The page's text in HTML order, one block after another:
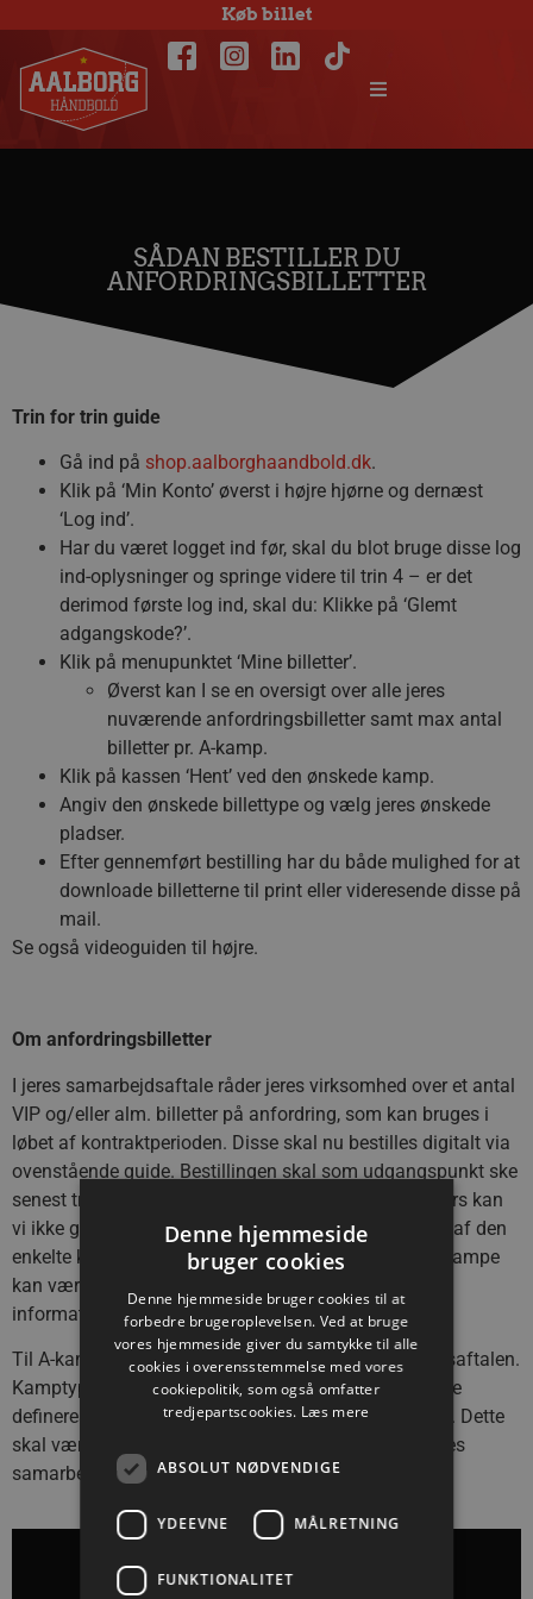
Køb billet
SÅDAN BESTILLER DU
ANFORDRINGSBILLETTER
Trin for trin guide
Gå ind på shop.aalborghaandbold.dk.
Klik på ‘Min Konto’ øverst i højre hjørne og dernæst
‘Log ind’.
Har du været logget ind før, skal du blot bruge disse log
ind-oplysninger og springe videre til trin 4 – er det
derimod første log ind, skal du: Klikke på ‘Glemt
adgangskode?’.
Klik på menupunktet ‘Mine billetter’.
Øverst kan I se en oversigt over alle jeres
nuværende anfordringsbilletter samt max antal
billetter pr. A-kamp.
Klik på kassen ‘Hent’ ved den ønskede kamp.
Angiv den ønskede billettype og vælg jeres ønskede
pladser.
Efter gennemført bestilling har du både mulighed for at
downloade billetterne til print eller videresende disse på
mail.
Se også videoguiden til højre.
Om anfordringsbilletter
I jeres samarbejdsaftale råder jeres virksomhed over et antal
VIP og/eller alm. billetter på anfordring, som kan bruges i
løbet af kontraktperioden. Disse skal nu bestilles digitalt via
ovenstående guide. Bestillingen skal som udgangspunkt ske
senest tre hverdage før den pågældende kamp – ellers kan
vi ikke garantere billetter. Fristen vil ligeledes fremgå af den
enkelte kamp på billetshoppen, mens der til enkelte kampe
kan være en særlig frist, og I vil i så fald modtage
information herom på mail).
Til A-kampe gælder der et særligt max jf. samarbejdsaftalen.
Kamptypen vil være angivet i billetsystemet, og denne
defineres ud fra interessen til den pågældende kamp. Dette
skal være med til at sikre, at vi kan tilgodese alle vores
samarbejdspartnere til de pågældende kampe.
Denne hjemmeside
bruger cookies
Denne hjemmeside bruger cookies til at
forbedre brugeroplevelsen. Ved at bruge
vores hjemmeside giver du samtykke til alle
cookies i overensstemmelse med vores
cookiepolitik, som også omfatter
tredjepartscookies. Læs mere
ABSOLUT NØDVENDIGE
YDEEVNE MÅLRETNING
FUNKTIONALITET